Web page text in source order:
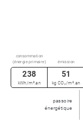
passoire
énergétique
consommation
(énergie primaire)
émission
238
kWh/m².an
51
kg CO₂/m².an